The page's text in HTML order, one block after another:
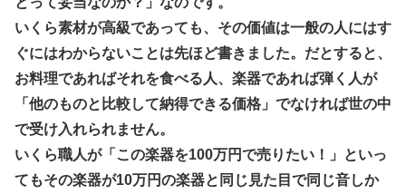
いくら素材が高級であっても、その価値は一般の人にはす
ぐにはわからないことは先ほど書きました。だとすると、
お料理であればそれを食べる人、楽器であれば弾く人が
「他のものと比較して納得できる価格」でなければ世の中
で受け入れられません。
いくら職人が「この楽器を100万円で売りたい！」といっ
てもその楽器が10万円の楽器と同じ見た目で同じ音しか